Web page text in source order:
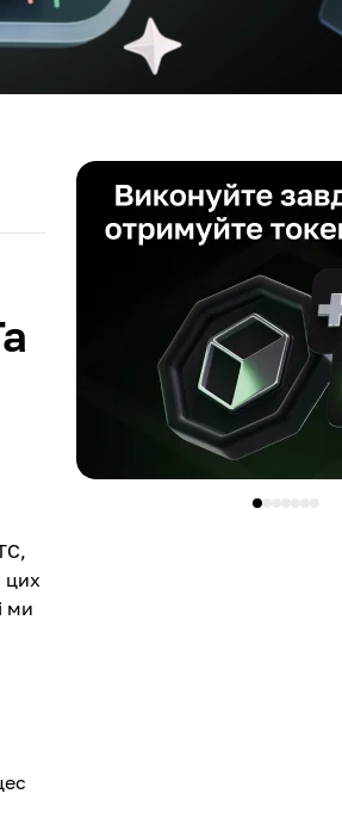
цих
ми